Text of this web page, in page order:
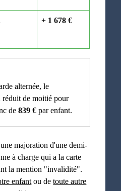
+ 1 678 €
alternée, le
réduit de moitié pour
de839 € par enfant.
majoration d'une demi-
à charge qui a la carte
la mention "invalidité".
enfant ou detoute autre